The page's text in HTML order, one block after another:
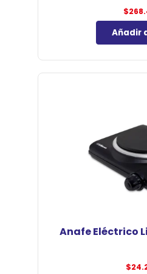
$
Añadir
Anafe Eléctrico
$